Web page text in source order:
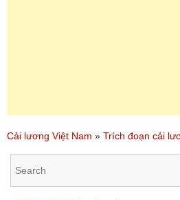
Cải lương Việt Nam » Trích đoạn cải